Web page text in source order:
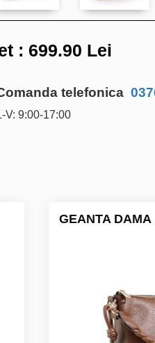
: 699.90 Lei
telefonica
V: 9:00-17:00
GEANTA DAMA